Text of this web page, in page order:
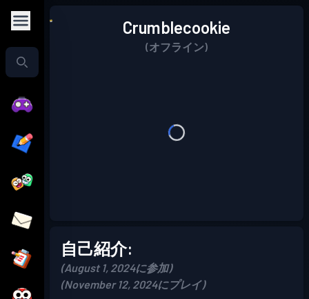
Crumblecookie
(オフライン)
自己紹介:
(August 1, 2024に参加)
(November 12, 2024にプレイ)